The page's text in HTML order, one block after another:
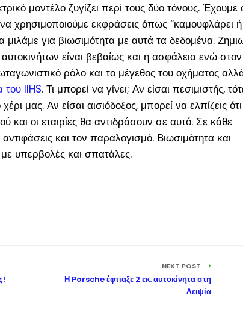
μοντέλο ζυγίζει περί τους δύο τόνους. Έχουμε
χρησιμοποιούμε εκφράσεις όπως “καμουφλάρει ή
μιλάμε για βιωσιμότητα με αυτά τα δεδομένα.
είναι βεβαίως και η ασφάλεια ενώ στον
ρόλο και το μέγεθος του οχήματος
IIHS. Τι μπορεί να γίνει; Αν είσαι πεσιμιστής,
μας. Αν είσαι αισιόδοξος, μπορεί να ελπίζεις
και οι εταιρίες θα αντιδράσουν σε αυτό. Σε κάθε
και τον παραλογισμό. Βιωσιμότητα και
υπερβολές και σπατάλες.
NEXT POST
Η Porsche έφτιαξε 2 εκ. αυτοκίνητα στη
Λειψία